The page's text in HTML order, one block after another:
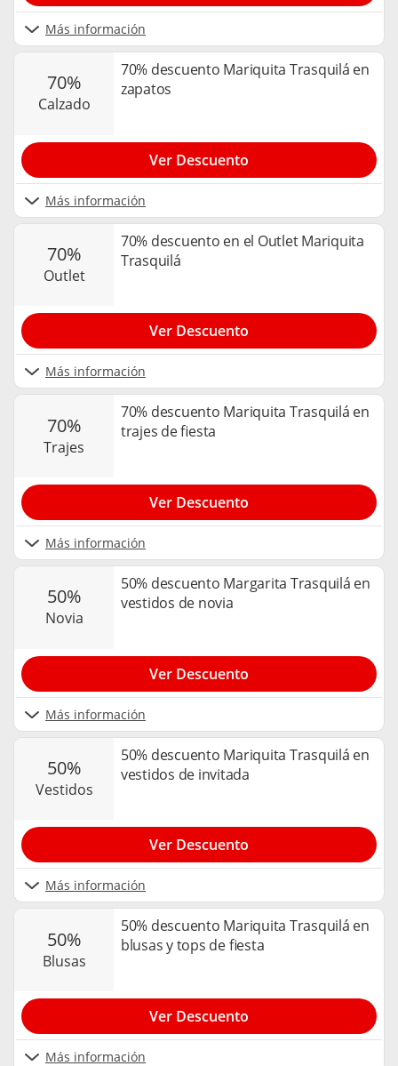
Más información
70%
calzado
70% descuento Mariquita Trasquilá en
zapatos
Más información
Ver Descuento
70%
outlet
70% descuento en el Outlet Mariquita
Trasquilá
Más información
Ver Descuento
70%
trajes
70% descuento Mariquita Trasquilá en
trajes de fiesta
Más información
Ver Descuento
50%
novia
50% descuento Margarita Trasquilá en
vestidos de novia
Más información
Ver Descuento
50%
vestidos
50% descuento Mariquita Trasquilá en
vestidos de invitada
Más información
Ver Descuento
50%
blusas
50% descuento Mariquita Trasquilá en
blusas y tops de fiesta
Más información
Ver Descuento